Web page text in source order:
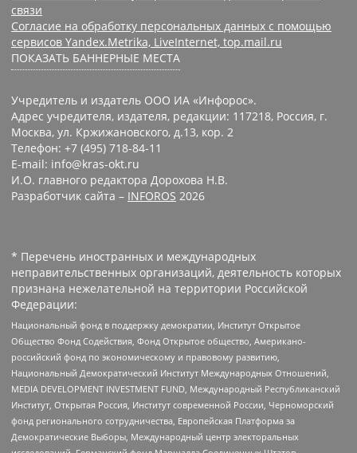
связи
Согласие на обработку персональных данных с помощью
сервисов Yandex.Metrika, LiveInternet, top.mail.ru
ПОКАЗАТЬ БАННЕРНЫЕ МЕСТА
Учредитель и издатель ООО ИА «Инфорос».
Адрес учредителя, издателя, редакции: 117218, Россия, г.
Москва, ул. Кржижановского, д.13, кор. 2
Телефон: +7 (495) 718-84-11
E-mail: info@kras-okt.ru
И.О. главного редактора Дорохова Н.В.
Разработчик сайта – INFOROS 2026
* Перечень иностранных и международных
неправительственных организаций, деятельность которых
признана нежелательной на территории Российской
Федерации:
Национальный фонд в поддержку демократии, Институт Открытое
Общество Фонд Содействия, Фонд Открытое общество, Американо-
российский фонд по экономическому и правовому развитию,
Национальный Демократический Институт Международных Отношений,
MEDIA DEVELOPMENT INVESTMENT FUND, Международный Республиканский
Институт, Открытая Россия, Институт современной России, Черноморский
фонд регионального сотрудничества, Европейская Платформа за
Демократические Выборы, Международный центр электоральных